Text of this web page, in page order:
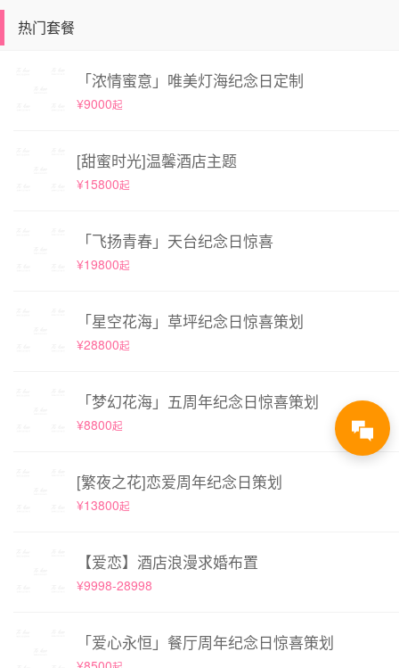
热门套餐
「浓情蜜意」唯美灯海纪念日定制
¥9000起
[甜蜜时光]温馨酒店主题
¥15800起
「飞扬青春」天台纪念日惊喜
¥19800起
「星空花海」草坪纪念日惊喜策划
¥28800起
「梦幻花海」五周年纪念日惊喜策划
¥8800起
[繁夜之花]恋爱周年纪念日策划
¥13800起
【爱恋】酒店浪漫求婚布置
¥9998-28998
「爱心永恒」餐厅周年纪念日惊喜策划